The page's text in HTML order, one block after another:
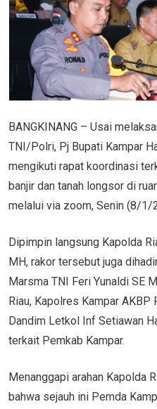
BANGKINANG – Usai
TNI/Polri, Pj Bupati Kampar
mengikuti rapat koordinasi
banjir dan tanah longsor di
melalui via zoom, Senin (8/1/
Dipimpin langsung Kapolda
MH, rakor tersebut juga
Marsma TNI Feri Yunaldi SE
Riau, Kapolres Kampar AKBP
Dandim Letkol Inf Setiawan
terkait Pemkab Kampar.
Menanggapi arahan Kapolda
bahwa sejauh ini Pemda